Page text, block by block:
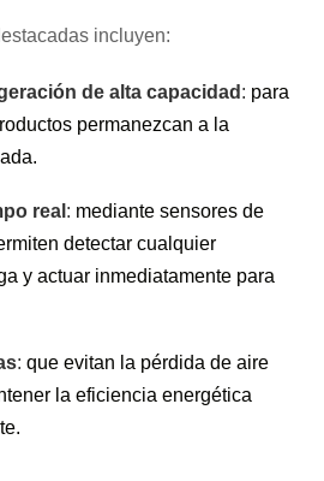
incluyen:
de alta capacidad : para
permanezcan a la
real : mediante sensores de
detectar cualquier
y actuar inmediatamente para
: que evitan la pérdida de aire
la eficiencia energética